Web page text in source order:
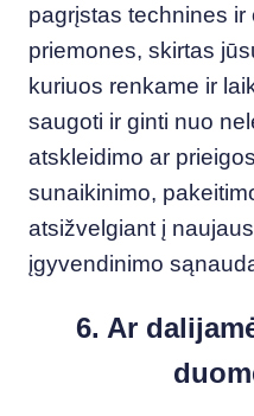
pagrįstas technines
priemones, skirtas
kuriuos renkame ir
saugoti ir ginti nuo
atskleidimo ar
sunaikinimo,
atsižvelgiant į
įgyvendinimo
6. Ar